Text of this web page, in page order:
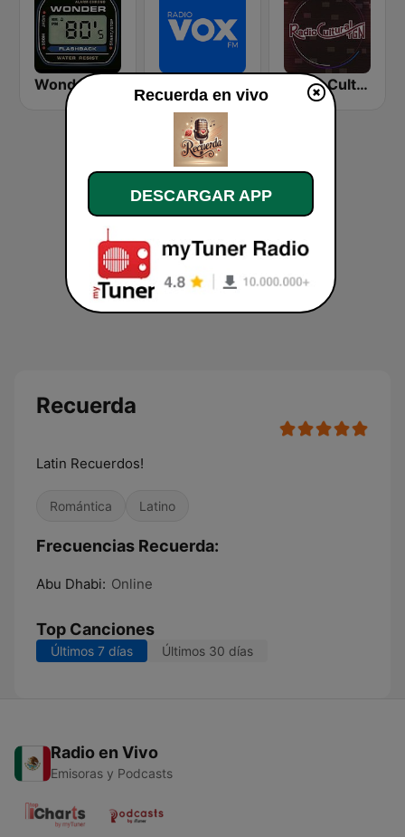
VOX FM Radio Cultural TGN
Recuerda
Latin Recuerdos!
Romántica Latino
Frecuencias Recuerda:
Abu Dhabi: Online
Top Canciones
Últimos 7 días Últimos 30 días
Radio en Vivo
Emisoras y Podcasts
Recuerda en vivo
DESCARGAR APP